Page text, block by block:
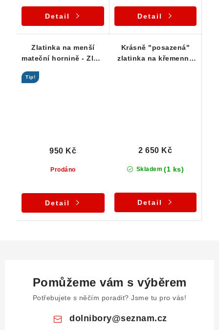
Detail Detail
Zlatinka na menší
mateční hornině - Zlaté
Tip!
Prodáno
950 Kč
Detail
Krásně "posazená"
zlatinka na křemenné
Skladem (1 ks)
2 650 Kč
Detail
Pomůžeme vám s výběrem
Potřebujete s něčím poradit? Jsme tu pro vás!
dolnibory@seznam.cz